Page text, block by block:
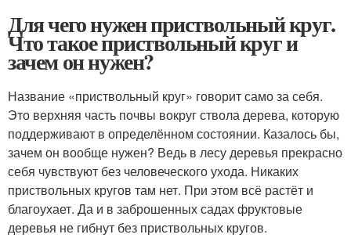
Для чего нужен приствольный круг.
Что такое приствольный круг и
зачем он нужен?
Название «приствольный круг» говорит само за себя.
Это верхняя часть почвы вокруг ствола дерева, которую
поддерживают в определённом состоянии. Казалось бы,
зачем он вообще нужен? Ведь в лесу деревья прекрасно
себя чувствуют без человеческого ухода. Никаких
приствольных кругов там нет. При этом всё растёт и
благоухает. Да и в заброшенных садах фруктовые
деревья не гибнут без приствольных кругов.